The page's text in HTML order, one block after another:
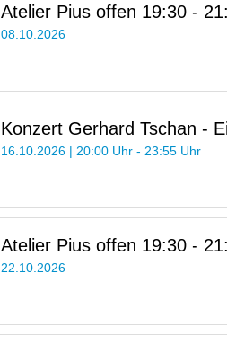
Atelier Pius offen 19:30 -
08.10.2026
Konzert Gerhard Tschan -
d’Horizon
16.10.2026 | 20:00 Uhr - 23:55 Uhr
Atelier Pius offen 19:30 -
22.10.2026